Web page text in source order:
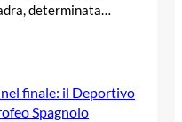
determinata…
finale: il Deportivo
Spagnolo